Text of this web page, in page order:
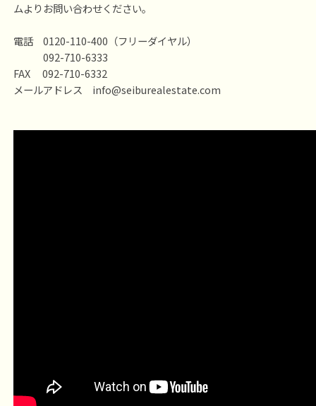
ムよりお問い合わせください。
電話 0120-110-400（フリーダイヤル）
092-710-6333
FAX 092-710-6332
メールアドレス info@seiburealestate.com